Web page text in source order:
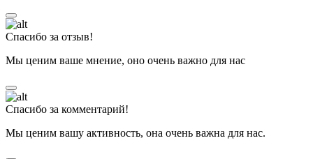
Спасибо за отзыв!
Мы ценим ваше мнение, оно очень важно для нас
Спасибо за комментарий!
Мы ценим вашу активность, она очень важна для нас.